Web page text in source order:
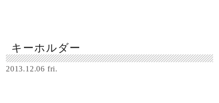
キーホルダー
2013.12.06 fri.